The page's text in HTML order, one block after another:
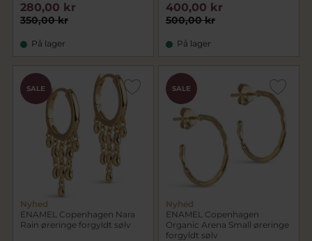
350,00 kr
280,00 kr
På lager
500,00 kr
400,00 kr
På lager
SALE
Nyhed
ENAMEL Copenhagen Nara
Rain øreringe forgyldt sølv
SALE
Nyhed
ENAMEL Copenhagen
Organic Arena Small øreringe
forgyldt sølv